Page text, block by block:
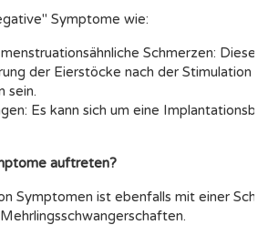
Symptome wie:
Schmerzen: Diese
der Eierstöcke nach der Stimulation
sein.
Es kann sich um eine
auftreten?
Symptomen ist ebenfalls mit einer